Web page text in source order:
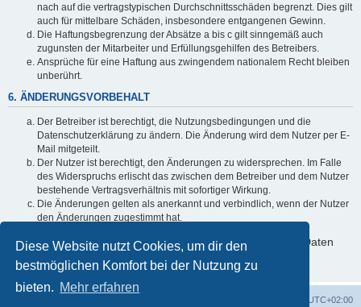
Diese Website nutzt Cookies, um dir den
bestmöglichen Komfort bei der Nutzung zu
bieten. Mehr erfahren
nach auf die vertragstypischen Durchschnittsschäden begrenzt. Dies gilt
auch für mittelbare Schäden, insbesondere entgangenen Gewinn.
Die Haftungsbegrenzung der Absätze a bis c gilt sinngemäß auch
zugunsten der Mitarbeiter und Erfüllungsgehilfen des Betreibers.
Ansprüche für eine Haftung aus zwingendem nationalem Recht bleiben
unberührt.
6. ÄNDERUNGSVORBEHALT
Der Betreiber ist berechtigt, die Nutzungsbedingungen und die
Datenschutzerklärung zu ändern. Die Änderung wird dem Nutzer per E-
Mail mitgeteilt.
Der Nutzer ist berechtigt, den Änderungen zu widersprechen. Im Falle
des Widerspruchs erlischt das zwischen dem Betreiber und dem Nutzer
bestehende Vertragsverhältnis mit sofortiger Wirkung.
Die Änderungen gelten als anerkannt und verbindlich, wenn der Nutzer
den Änderungen zugestimmt hat.
Informationen über den Umgang mit deinen persönlichen Daten
sind in der Datenschutzerklärung enthalten.
UTC+02:00